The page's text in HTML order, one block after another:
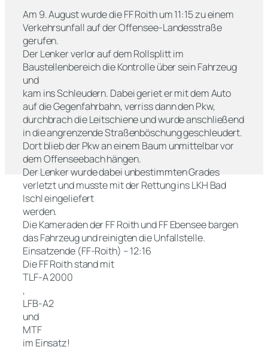
Am 9. August wurde die FF Roith um 11:15 zu einem
Verkehrsunfall auf der Offensee-Landesstraße
gerufen.
Der Lenker verlor auf dem Rollsplitt im
Baustellenbereich die Kontrolle über sein Fahrzeug
und
kam ins Schleudern. Dabei geriet er mit dem Auto
auf die Gegenfahrbahn, verriss dann den Pkw,
durchbrach die Leitschiene und wurde anschließend
in die angrenzende Straßenböschung geschleudert.
Dort blieb der Pkw an einem Baum unmittelbar vor
dem Offenseebach hängen.
Der Lenker wurde dabei unbestimmten Grades
verletzt und musste mit der Rettung ins LKH Bad
Ischl eingeliefert
werden.
Die Kameraden der FF Roith und FF Ebensee bargen
das Fahrzeug und reinigten die Unfallstelle.
Einsatzende (FF-Roith) – 12:16
Die FF Roith stand mit
TLF-A 2000
,
LFB-A2
und
MTF
im Einsatz!